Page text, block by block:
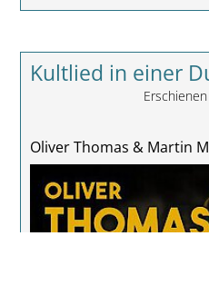
Kultlied in einer
Oliver Thomas & Martin